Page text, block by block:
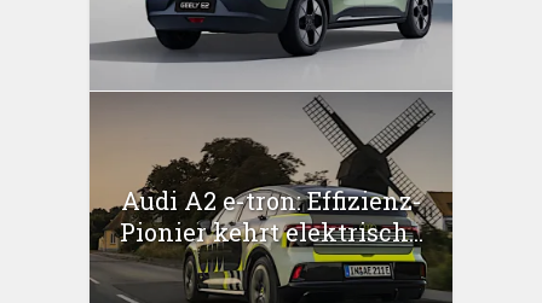
Audi A2 e-tron: Effizienz-
Pionier kehrt elektrisch...